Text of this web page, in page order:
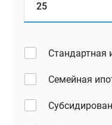
Стандартная
Семейная